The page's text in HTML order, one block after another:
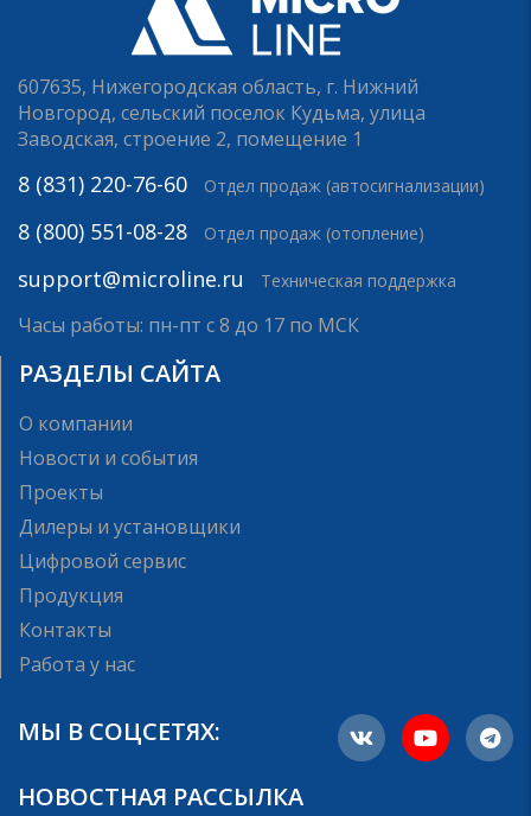
607635, Нижегородская область, г. Нижний
Новгород, сельский поселок Кудьма, улица
Заводская, строение 2, помещение 1
8 (831) 220-76-60 Отдел продаж (автосигнализации)
8 (800) 551-08-28 Отдел продаж (отопление)
support@microline.ru Техническая поддержка
Часы работы: пн-пт с 8 до 17 по МСК
РАЗДЕЛЫ САЙТА
О компании
Новости и события
Проекты
Дилеры и установщики
Цифровой сервис
Продукция
Контакты
Работа у нас
МЫ В СОЦСЕТЯХ:
НОВОСТНАЯ РАССЫЛКА